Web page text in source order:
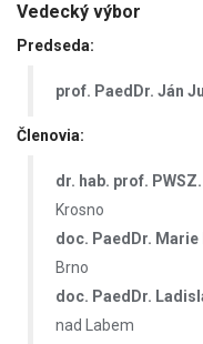
Vedecký výbor
Predseda:
prof. PaedDr. Ján
Členovia:
dr. hab. prof.
Krosno
doc. PaedDr. Marie
Brno
doc. PaedDr.
nad Labem